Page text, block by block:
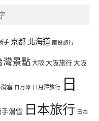
手 京都 北海道 南投旅行
灣景點大阪大阪旅行大阪
雪 日月潭 日月潭旅行 日
滑雪 日本旅行 日本